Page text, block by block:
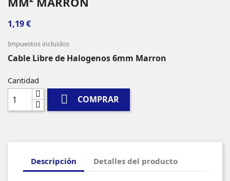
1,19 €
Impuestos incluidos
Cable Libre de Halogenos 6mm Marron
Cantidad
 COMPRAR
Descripción Detalles del producto